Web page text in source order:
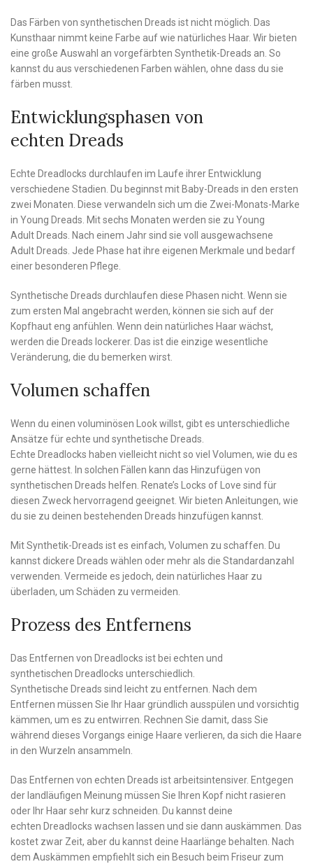
Das Färben von synthetischen Dreads ist nicht möglich. Das
Kunsthaar nimmt keine Farbe auf wie natürliches Haar. Wir bieten
eine große Auswahl an vorgefärbten Synthetik-Dreads an. So
kannst du aus verschiedenen Farben wählen, ohne dass du sie
färben musst.
Entwicklungsphasen von
echten Dreads
Echte Dreadlocks durchlaufen im Laufe ihrer Entwicklung
verschiedene Stadien. Du beginnst mit Baby-Dreads in den ersten
zwei Monaten. Diese verwandeln sich um die Zwei-Monats-Marke
in Young Dreads. Mit sechs Monaten werden sie zu Young
Adult Dreads. Nach einem Jahr sind sie voll ausgewachsene
Adult Dreads. Jede Phase hat ihre eigenen Merkmale und bedarf
einer besonderen Pflege.
Synthetische Dreads durchlaufen diese Phasen nicht. Wenn sie
zum ersten Mal angebracht werden, können sie sich auf der
Kopfhaut eng anfühlen. Wenn dein natürliches Haar wächst,
werden die Dreads lockerer. Das ist die einzige wesentliche
Veränderung, die du bemerken wirst.
Volumen schaffen
Wenn du einen voluminösen Look willst, gibt es unterschiedliche
Ansätze für echte und synthetische Dreads.
Echte Dreadlocks haben vielleicht nicht so viel Volumen, wie du es
gerne hättest. In solchen Fällen kann das Hinzufügen von
synthetischen Dreads helfen. Renate’s Locks of Love sind für
diesen Zweck hervorragend geeignet. Wir bieten Anleitungen, wie
du sie zu deinen bestehenden Dreads hinzufügen kannst.
Mit Synthetik-Dreads ist es einfach, Volumen zu schaffen. Du
kannst dickere Dreads wählen oder mehr als die Standardanzahl
verwenden. Vermeide es jedoch, dein natürliches Haar zu
überladen, um Schäden zu vermeiden.
Prozess des Entfernens
Das Entfernen von Dreadlocks ist bei echten und
synthetischen Dreadlocks unterschiedlich.
Synthetische Dreads sind leicht zu entfernen. Nach dem
Entfernen müssen Sie Ihr Haar gründlich ausspülen und vorsichtig
kämmen, um es zu entwirren. Rechnen Sie damit, dass Sie
während dieses Vorgangs einige Haare verlieren, da sich die Haare
in den Wurzeln ansammeln.
Das Entfernen von echten Dreads ist arbeitsintensiver. Entgegen
der landläufigen Meinung müssen Sie Ihren Kopf nicht rasieren
oder Ihr Haar sehr kurz schneiden. Du kannst deine
echten Dreadlocks wachsen lassen und sie dann auskämmen. Das
kostet zwar Zeit, aber du kannst deine Haarlänge behalten. Nach
dem Auskämmen empfiehlt sich ein Besuch beim Friseur zum